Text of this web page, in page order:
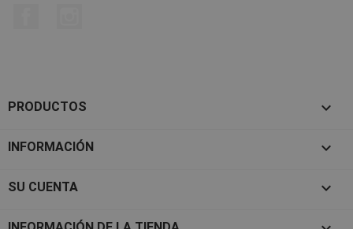
PRODUCTOS 
INFORMACIÓN 
SU CUENTA 